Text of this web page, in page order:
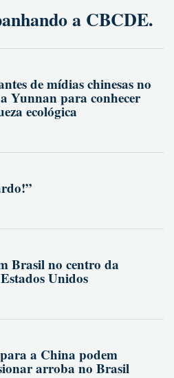
a CBCDE.
de mídias chinesas no
Yunnan para conhecer
ecológica
Brasil no centro da
Unidos
a China podem
arroba no Brasil